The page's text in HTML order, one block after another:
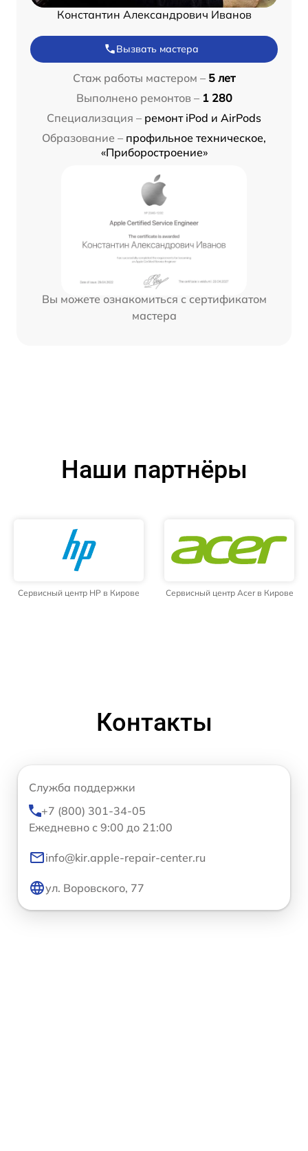
Константин Александрович Иванов
Вызвать мастера
Стаж работы мастером – 5 лет
Выполнено ремонтов – 1 280
Специализация – ремонт iPod и AirPods
Образование – профильное техническое,
«Приборостроение»
Вы можете ознакомиться с сертификатом
мастера
Наши партнёры
Сервисный центр HP в Кирове Сервисный центр Acer в Кирове
Контакты
Служба поддержки
+7 (800) 301-34-05
Ежедневно с 9:00 до 21:00
info@kir.apple-repair-center.ru
ул. Воровского, 77